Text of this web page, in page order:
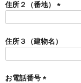
)
住所２（番地）
須
)
住所３（建物名）
お電話番号